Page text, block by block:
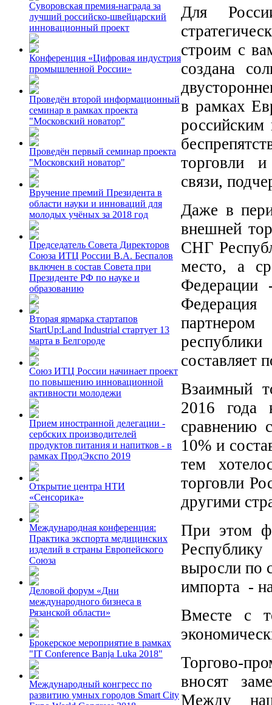
Суворовская премия-награда за
лучший российско-швейцарский
инновационный проект
Конференция «Цифровая индустрия
промышленной России»
Проведён второй информационный
семинар в рамках проекта
"Московский новатор"
Проведён первый семинар проекта
"Московский новатор"
Вручение премий Президента в
области науки и инноваций для
молодых учёных за 2018 год
Председатель Совета Директоров
Союза ИТЦ России В.А. Беспалов
включен в состав Совета при
Президенте РФ по науке и
образованию
Вторая ярмарка стартапов
StartUp:Land Industrial стартует 13
марта в Белгороде
Союз ИТЦ России начинает проект
по повышению инновационной
активности молодежи
Прием иностранной делегации -
сербских производителей
продуктов питания и напитков - в
рамках ПродЭкспо 2019
Открытие центра НТИ
«Сенсорика»
Международная конференция:
Практика экспорта медицинских
изделий в страны Европейского
Союза
Деловой форум «Дни
международного бизнеса в
Рязанской области»
Брокерское мероприятие в рамках
"IT Conference Banja Luka 2018"
Международный конгресс по
развитию умных городов Smart City
Для
строим с
создана
в рамках
российским
торговли и
связи,
Даже в
внешней
СНГ
место, а
Федерации
Федерация
составляет
Взаимный
2016 года
сравнению
10% и
тем
торговли
другими
При этом
выросли по
импорта -
Вместе с
Торгово-
вносят
Между